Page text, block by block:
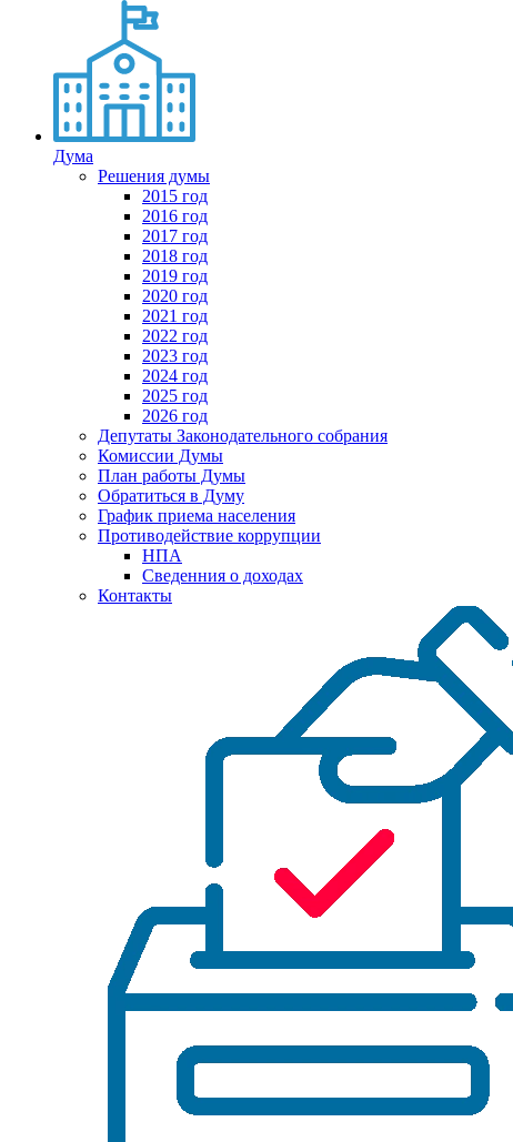
Дума
Решения думы
2015 год
2016 год
2017 год
2018 год
2019 год
2020 год
2021 год
2022 год
2023 год
2024 год
2025 год
2026 год
Депутаты Законодательного собрания
Комиссии Думы
План работы Думы
Обратиться в Думу
График приема населения
Противодействие коррупции
НПА
Сведенния о доходах
Контакты